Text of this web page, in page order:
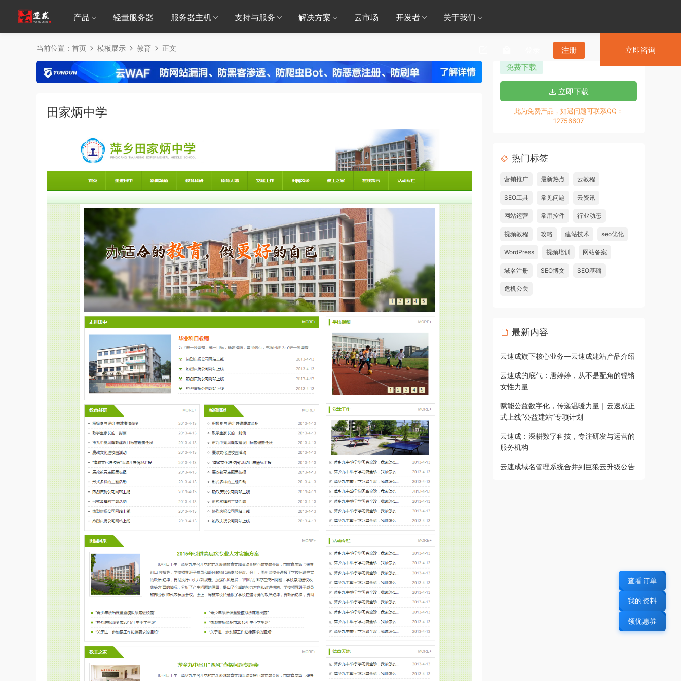
产品 轻量服务器 服务器主机 支持与服务 解决方案 云市场 开发者 关于我们
注册 立即咨询
当前位置： 首页 模板展示 教育 正文
田家炳中学
免费下载
立即下载
此为免费产品，如遇问题可联系QQ：
12756607
热门标签
营销推广 最新热点 云教程
SEO工具 常见问题 云资讯
网站运营 常用控件 行业动态
视频教程 攻略 建站技术 seo优化
WordPress 视频培训 网站备案
域名注册 SEO博文 SEO基础
危机公关
最新内容
云速成旗下核心业务—云速成建站产品介绍
云速成的底气：唐婷婷，从不是配角的铿锵
女性力量
赋能公益数字化，传递温暖力量｜云速成正
式上线“公益建站”专项计划
云速成：深耕数字科技，专注研发与运营的
服务机构
云速成域名管理系统合并到巨狼云升级公告
查看订单
我的资料
领优惠券